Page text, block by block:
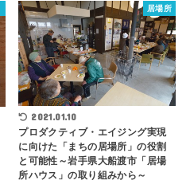
居場所
2021.01.10
プロダクティブ・エイジング実現
に向けた「まちの居場所」の役割
と可能性～岩手県大船渡市「居場
所ハウス」の取り組みから～